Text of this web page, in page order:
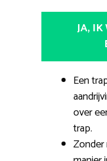
JA,
Een
over
trap.